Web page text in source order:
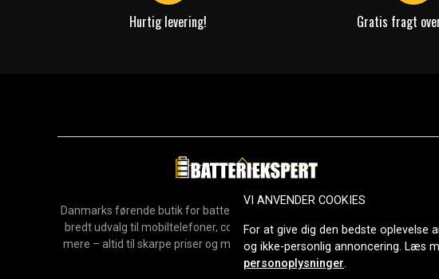
Hurtig levering! Gratis fragt
Danmarks førende butik for batterier, opladere og reservedele. Vi tilbyder et
bredt udvalg til mobiltelefoner, computere, værktøj, husholdning og meget
mere – altid til skarpe priser og med hurtig levering. Sikker nethandel siden
2006.
VI ANVENDER COOKIES
For at give dig den bedste oplevelse
og ikke-personlig annoncering. Læs
personoplysninger.